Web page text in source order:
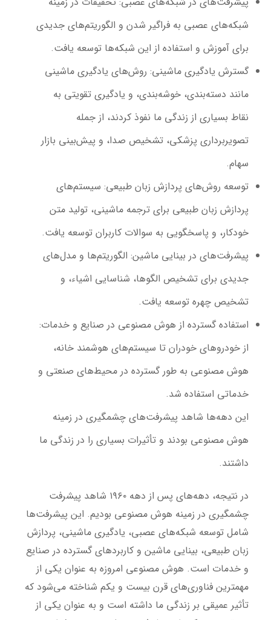
شبکه‌های عصبی به فراگیر شدن و الگوریتم‌های جدیدی
برای آموزش و استفاده از این شبکه‌ها توسعه یافت.
گسترش یادگیری ماشینی: روش‌های یادگیری ماشینی
مانند دسته‌بندی، خوشه‌بندی، و یادگیری تقویتی به
نقاط بسیاری از زندگی ما نفوذ کردند، از جمله
تصویربرداری پزشکی، تشخیص صدا، و پیش‌بینی بازار
سهام.
توسعه روش‌های پردازش زبان طبیعی: سیستم‌های
پردازش زبان طبیعی برای ترجمه ماشینی، تولید متن
خودکار، و پاسخگویی به سوالات کاربران توسعه یافت.
پیشرفت‌های در بینایی ماشین: الگوریتم‌ها و مدل‌های
جدیدی برای تشخیص الگوها، شناسایی اشیاء، و
تشخیص چهره توسعه یافت.
استفاده گسترده از هوش مصنوعی در صنایع و خدمات:
از خودروهای خودران تا سیستم‌های هوشمند خانه،
هوش مصنوعی به طور گسترده در محیط‌های صنعتی و
خدماتی استفاده شد.
این دهه‌ها شاهد پیشرفت‌های چشمگیری در زمینه
هوش مصنوعی بودند و تأثیرات بسیاری را در زندگی ما
داشتند.
در نتیجه، دهه‌های پس از دهه ۱۹۶۰ شاهد پیشرفت
چشمگیری در زمینه هوش مصنوعی بودیم. این پیشرفت‌ها
شامل توسعه شبکه‌های عصبی، یادگیری ماشینی، پردازش
زبان طبیعی، بینایی ماشین و کاربردهای گسترده در صنایع
و خدمات است. هوش مصنوعی امروزه به عنوان یکی از
مهمترین فناوری‌های قرن بیست و یکم شناخته می‌شود که
تأثیر عمیقی بر زندگی ما داشته است و به عنوان یکی از